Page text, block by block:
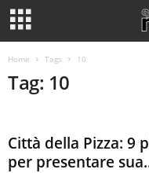
Home Tags 10
Tag: 10
Città della Pizza: 9
per presentare